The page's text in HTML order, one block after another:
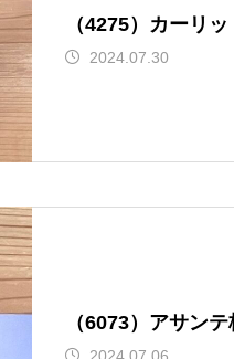
（4275）カーリ
2024.07.30
（6073）アサン
2024.07.06